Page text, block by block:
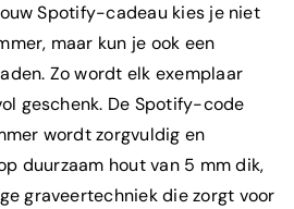
Spotify-cadeau kies je niet
maar kun je ook een
Zo wordt elk exemplaar
geschenk. De Spotify-code
wordt zorgvuldig en
duurzaam hout van 5 mm dik,
graveertechniek die zorgt voor